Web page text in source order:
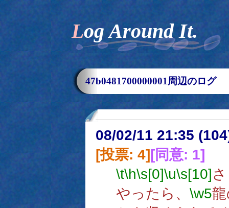
Log Around It.
47b0481700000001周辺のログ
08/02/11 21:35
[投票: 4][同意: 1]
\t\h\s[0]\u\s[10]
やったら、 \w5